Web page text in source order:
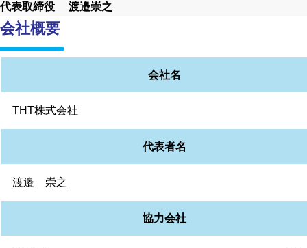
代表取締役 渡邉崇之
会社概要
会社名
THT株式会社
代表者名
渡邉 崇之
協力会社